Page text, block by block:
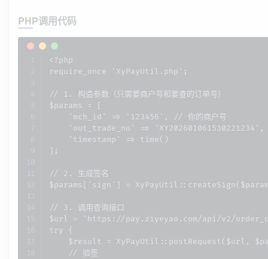
PHP调用代码
<?php
require_once 'XyPayUtil.php';
// 1. 构造参数（只需要商户号和要查的订单号）
$params = [
    'mch_id' => '123456', // 你的商户号
'out_trade_no' => 'XY202601061530221234', //
    'timestamp' => time()
];
// 2. 生成签名
$params['sign'] =
// 3. 调用查询接口
$url = 'https://pay.ziyeyao.com/api/v2/
try {
$result = XyPayUtil::postRequest($url,
    // 验签